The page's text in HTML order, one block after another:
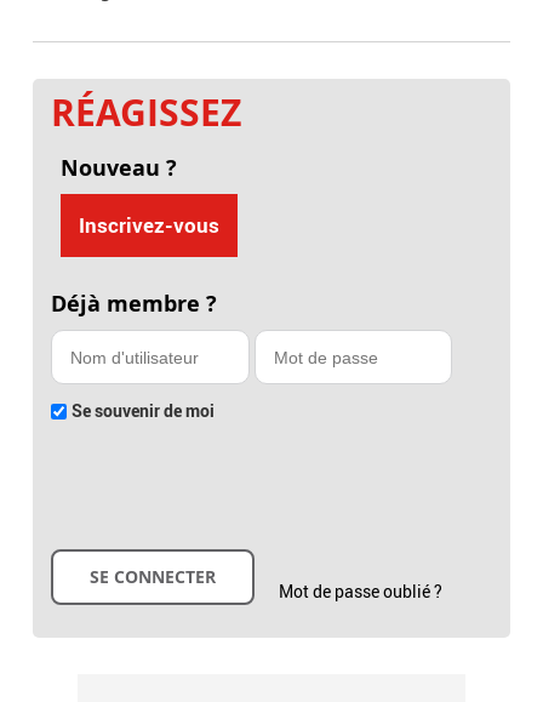
RÉAGISSEZ
Nouveau ?
Inscrivez-vous
Déjà membre ?
Se souvenir de moi
Mot de passe oublié ?